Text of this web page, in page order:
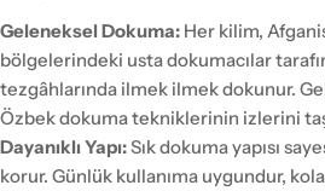
Geleneksel Dokuma: Her kilim,
bölgelerindeki usta dokumacılar
tezgâhlarında ilmek ilmek dokunur.
Özbek dokuma tekniklerinin izlerini
Dayanıklı Yapı:Sık dokuma yapısı
korur. Günlük kullanıma uygundur,